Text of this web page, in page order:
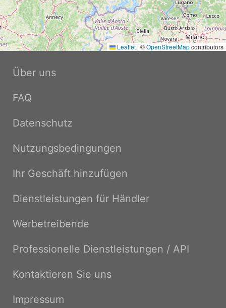
Leaflet |©OpenStreetMapcontributors
Über uns
FAQ
Datenschutz
Nutzungsbedingungen
Ihr Geschäft hinzufügen
Dienstleistungen für Händler
Werbetreibende
Professionelle Dienstleistungen / API
Kontaktieren Sie uns
Impressum